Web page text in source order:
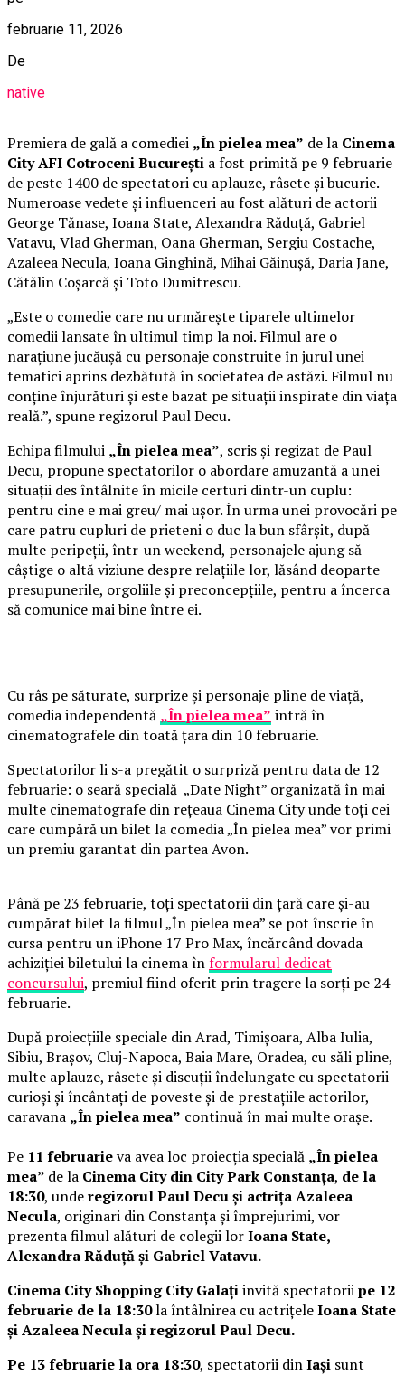
februarie 11, 2026
De
native
Premiera de gală a comediei „În pielea mea” de la Cinema
City AFI Cotroceni București a fost primită pe 9 februarie
de peste 1400 de spectatori cu aplauze, râsete și bucurie.
Numeroase vedete și influenceri au fost alături de actorii
George Tănase, Ioana State, Alexandra Răduță, Gabriel
Vatavu, Vlad Gherman, Oana Gherman, Sergiu Costache,
Azaleea Necula, Ioana Ginghină, Mihai Găinușă, Daria Jane,
Cătălin Coșarcă și Toto Dumitrescu.
„Este o comedie care nu urmărește tiparele ultimelor
comedii lansate în ultimul timp la noi. Filmul are o
narațiune jucăușă cu personaje construite în jurul unei
tematici aprins dezbătută în societatea de astăzi. Filmul nu
conține înjurături și este bazat pe situații inspirate din viața
reală.”, spune regizorul Paul Decu.
Echipa filmului „În pielea mea”, scris și regizat de Paul
Decu, propune spectatorilor o abordare amuzantă a unei
situații des întâlnite în micile certuri dintr-un cuplu:
pentru cine e mai greu/ mai ușor. În urma unei provocări pe
care patru cupluri de prieteni o duc la bun sfârșit, după
multe peripeții, într-un weekend, personajele ajung să
câștige o altă viziune despre relațiile lor, lăsând deoparte
presupunerile, orgoliile și preconcepțiile, pentru a încerca
să comunice mai bine între ei.
Cu râs pe săturate, surprize și personaje pline de viață,
comedia independentă „În pielea mea” intră în
cinematografele din toată țara din 10 februarie.
Spectatorilor li s-a pregătit o surpriză pentru data de 12
februarie: o seară specială „Date Night” organizată în mai
multe cinematografe din rețeaua Cinema City unde toți cei
care cumpără un bilet la comedia „În pielea mea” vor primi
un premiu garantat din partea Avon.
Până pe 23 februarie, toți spectatorii din țară care și-au
cumpărat bilet la filmul „În pielea mea” se pot înscrie în
cursa pentru un iPhone 17 Pro Max, încărcând dovada
achiziției biletului la cinema înformularul dedicat
concursului, premiul fiind oferit prin tragere la sorți pe 24
februarie.
După proiecțiile speciale din Arad, Timișoara, Alba Iulia,
Sibiu, Brașov, Cluj-Napoca, Baia Mare, Oradea, cu săli pline,
multe aplauze, râsete și discuții îndelungate cu spectatorii
curioși și încântați de poveste și de prestațiile actorilor,
caravana „În pielea mea” continuă în mai multe orașe.
Pe 11 februarieva avea loc proiecția specială „În pielea
mea” de la Cinema City din City Park Constanța, de la
18:30, underegizorul Paul Decu și actrița Azaleea
Necula, originari din Constanța și împrejurimi, vor
prezenta filmul alături de colegii lorIoana State,
Alexandra Răduță și Gabriel Vatavu.
Cinema City Shopping City Galațiinvită spectatoriipe 12
februarie de la 18:30la întâlnirea cu actrițeleIoana State
și Azaleea Necula și regizorul Paul Decu.
Pe 13 februarie la ora 18:30, spectatorii dinIași sunt